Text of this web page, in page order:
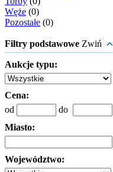
Węże (0)
Pozostałe (0)
Filtry podstawowe Zwiń
Aukcje typu:
Cena:
od
do
Miasto:
Województwo: